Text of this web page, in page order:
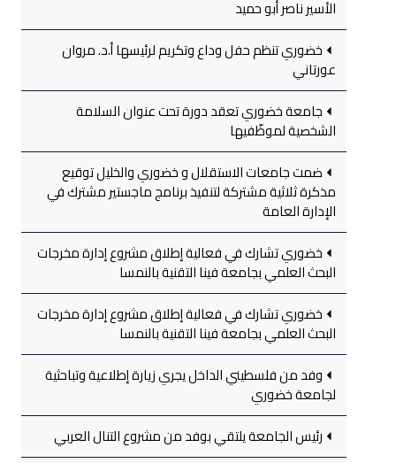
الأسير ناصر أبو حميد
خضوري تنظم حفل وداع وتكريم لرئيسها أ.د. مروان
عورتاني
جامعة خضوري تعقد دورة تحت عنوان السلامة
الشخصية لموظّفيها
ضمت جامعات الاستقلال و خضوري والخليل توقيع
مذكرة ثلاثية مشتركة لتنفيذ برنامج ماجستير مشترك في
الإدارة العامة
خضوري تشارك في فعالية إطلاق مشروع إدارة مخرجات
البحث العلمي بجامعة فينا التقنية بالنمسا
خضوري تشارك في فعالية إطلاق مشروع إدارة مخرجات
البحث العلمي بجامعة فينا التقنية بالنمسا
وفد من فلسطيني الداخل يجري زيارة إطلاعية وتباحثية
لجامعة خضوري
رئيس الجامعة يلتقي بوفد من مشروع التنال العربي